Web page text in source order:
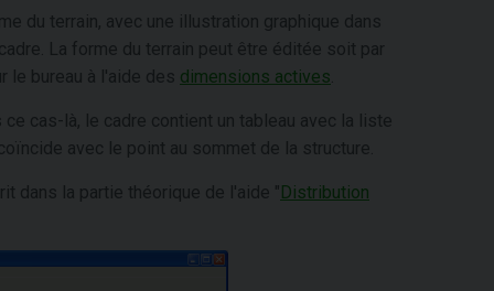
du terrain, avec une illustration graphique dans
La forme du terrain peut être éditée soit par
le bureau à l'aide des dimensions actives
cas-là, le cadre contient un tableau avec la liste
avec le point au sommet de la structure.
dans la partie théorique de l'aide "Distribution